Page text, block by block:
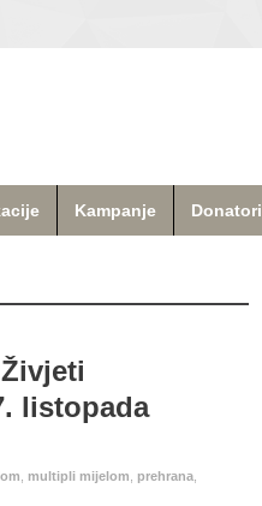
Kampanje Donatori
listopada
multipli mijelom prehrana